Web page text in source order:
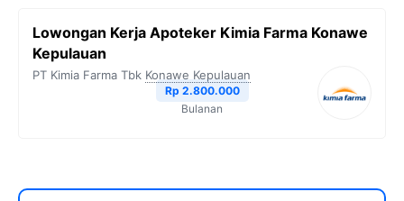
Lowongan Kerja Apoteker Kimia Farma Konawe
Kepulauan
PT Kimia Farma Tbk Konawe Kepulauan
Rp 2.800.000
Bulanan